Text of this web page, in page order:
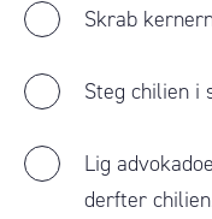
Skrab
Steg chilien i
Lig
derfter